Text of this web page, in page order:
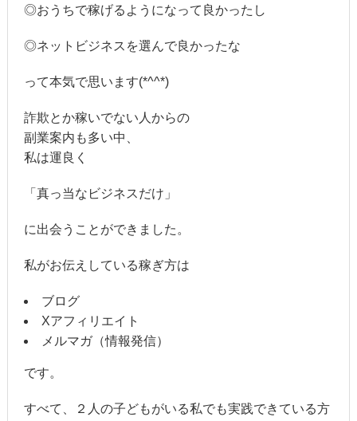
◎おうちで稼げるようになって良かったし
◎ネットビジネスを選んで良かったな
って本気で思います(*^^*)
詐欺とか稼いでない人からの
副業案内も多い中、
私は運良く
「真っ当なビジネスだけ」
に出会うことができました。
私がお伝えしている稼ぎ方は
ブログ
Xアフィリエイト
メルマガ（情報発信）
です。
すべて、２人の子どもがいる私でも実践できている方